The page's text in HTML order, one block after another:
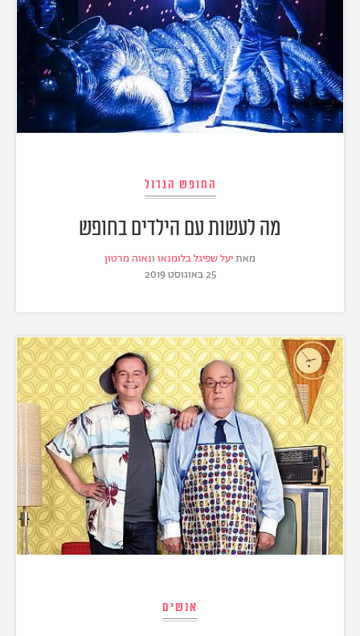
החופש הגדול
מה לעשות עם הילדים בחופש
מאתיעל שפיגל בלומנאו ונאוה מרטון
25 באוגוסט 2019
אנשים